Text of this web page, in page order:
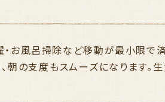
お風呂掃除など移動が最小限で
の支度もスムーズになります。